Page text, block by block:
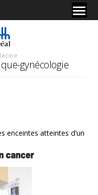
gynécologie
enceintes atteintes d’un